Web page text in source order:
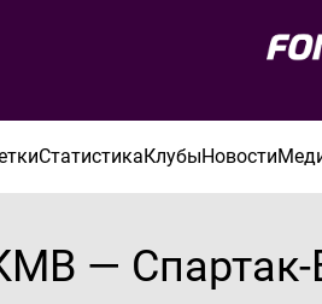
СтатистикаКлубыНовости
— Спартак-